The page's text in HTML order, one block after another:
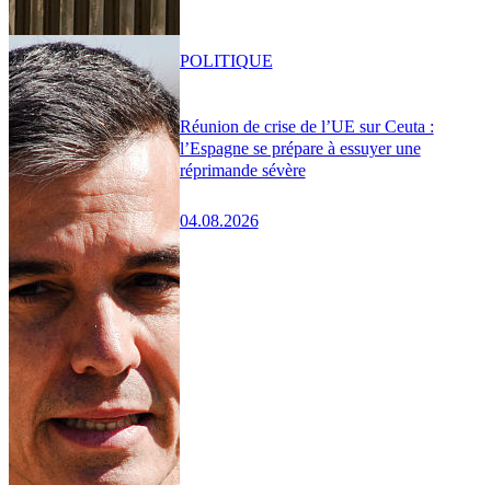
Réunion de crise de l’UE sur Ceuta :
l’Espagne se prépare à essuyer une
réprimande sévère
04.08.2026
POLITIQUE